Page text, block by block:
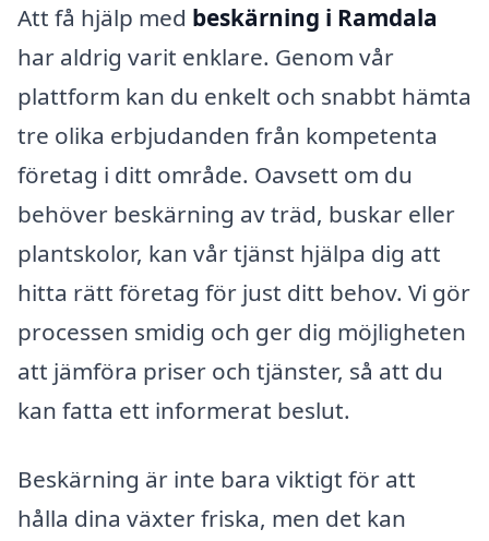
Att få hjälp med beskärning i Ramdala
har aldrig varit enklare. Genom vår
plattform kan du enkelt och snabbt hämta
tre olika erbjudanden från kompetenta
företag i ditt område. Oavsett om du
behöver beskärning av träd, buskar eller
plantskolor, kan vår tjänst hjälpa dig att
hitta rätt företag för just ditt behov. Vi gör
processen smidig och ger dig möjligheten
att jämföra priser och tjänster, så att du
kan fatta ett informerat beslut.
Beskärning är inte bara viktigt för att
hålla dina växter friska, men det kan